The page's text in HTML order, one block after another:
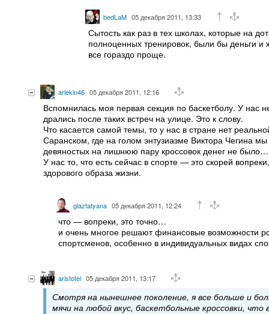
bedLaM 05 декабря 2011, 13:33
Сытость как раз в тех школах, которые на
полноценных тренировок, были бы деньги и
все гораздо проще.
arlekin46 05 декабря 2011, 12:16
Вспомнилась моя первая секция по баскетболу. У нас
дрались после таких встреч на улице. Это к слову.
Что касается самой темы, то у нас в стране нет
Саранском, где на голом энтузиазме Виктора Чегина
девяностых на лишнюю пару кроссовок денег не было…
У нас то, что есть сейчас в спорте — это скорей
здорового образа жизни.
glaztatyana 05 декабря 2011, 12:24
что — вопреки, это точно…
и очень многое решают финансовые возможности
спортсменов, особенно в индивидуальных видах
aristotel 05 декабря 2011, 13:17
Смотря на нынешнее поколение, я все больше и
мячи на любой вкус, баскетбольные кроссовки,